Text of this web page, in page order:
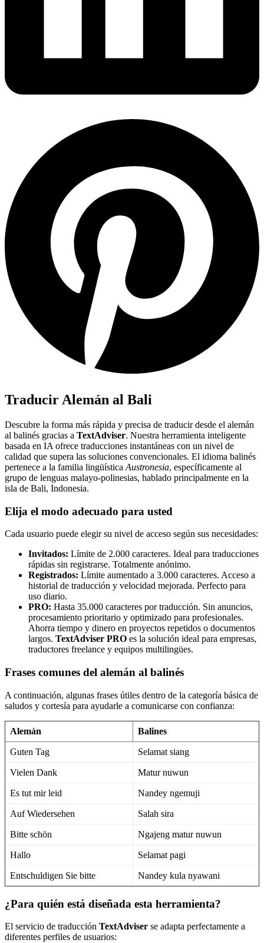
Traducir Alemán al Bali
Descubre la forma más rápida y precisa de traducir desde el alemán
al balinés gracias a TextAdviser. Nuestra herramienta inteligente
basada en IA ofrece traducciones instantáneas con un nivel de
calidad que supera las soluciones convencionales. El idioma balinés
pertenece a la familia lingüística Austronesia, específicamente al
grupo de lenguas malayo-polinesias, hablado principalmente en la
isla de Bali, Indonesia.
Elija el modo adecuado para usted
Cada usuario puede elegir su nivel de acceso según sus necesidades:
Invitados: Límite de 2.000 caracteres. Ideal para traducciones
rápidas sin registrarse. Totalmente anónimo.
Registrados: Límite aumentado a 3.000 caracteres. Acceso a
historial de traducción y velocidad mejorada. Perfecto para
uso diario.
PRO: Hasta 35.000 caracteres por traducción. Sin anuncios,
procesamiento prioritario y optimizado para profesionales.
Ahorra tiempo y dinero en proyectos repetidos o documentos
largos. TextAdviser PRO es la solución ideal para empresas,
traductores freelance y equipos multilingües.
Frases comunes del alemán al balinés
A continuación, algunas frases útiles dentro de la categoría básica de
saludos y cortesía para ayudarle a comunicarse con confianza:
Alemán Balines
Guten Tag Selamat siang
Vielen Dank Matur nuwun
Es tut mir leid Nandey ngemuji
Auf Wiedersehen Salah sira
Bitte schön Ngajeng matur nuwun
Hallo Selamat pagi
Entschuldigen Sie bitte Nandey kula nyawani
¿Para quién está diseñada esta herramienta?
El servicio de traducción TextAdviser se adapta perfectamente a
diferentes perfiles de usuarios: